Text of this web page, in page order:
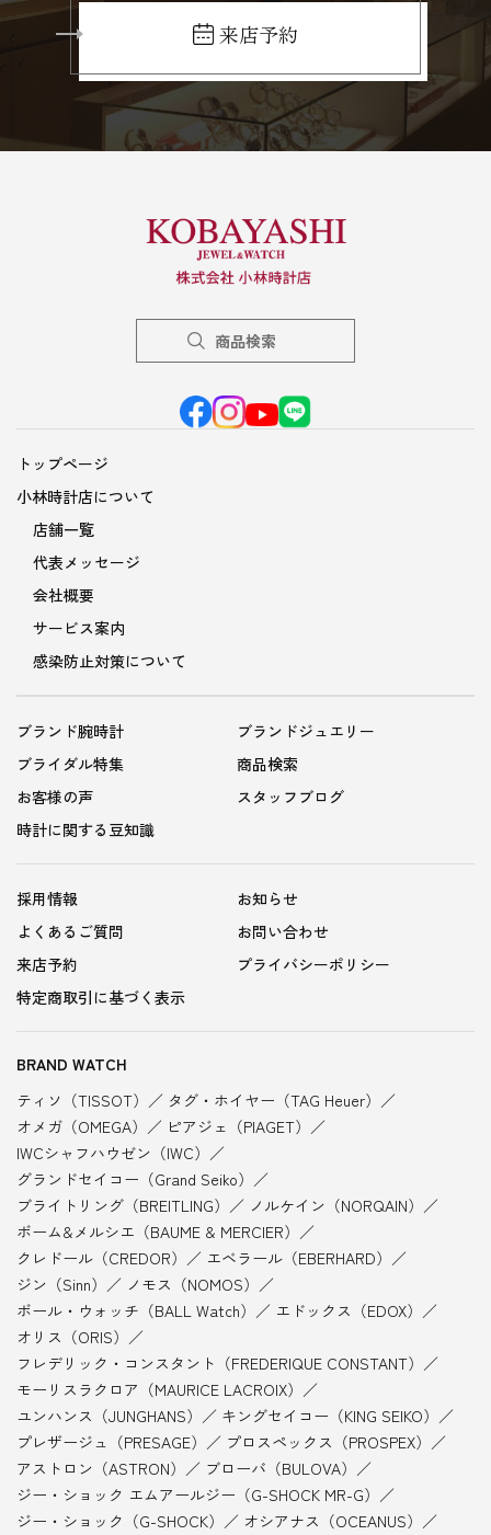
来店予約
商品検索
トップページ
小林時計店について
店舗一覧
代表メッセージ
会社概要
サービス案内
感染防止対策について
ブランド腕時計
ブランドジュエリー
ブライダル特集
商品検索
お客様の声
スタッフブログ
時計に関する豆知識
採用情報
お知らせ
よくあるご質問
お問い合わせ
来店予約
プライバシーポリシー
特定商取引に基づく表示
BRAND WATCH
ティソ（TISSOT）
タグ・ホイヤー（TAG Heuer）
オメガ（OMEGA）
ピアジェ（PIAGET）
IWCシャフハウゼン（IWC）
グランドセイコー（Grand Seiko）
ブライトリング（BREITLING）
ノルケイン（NORQAIN）
ボーム&メルシエ（BAUME & MERCIER）
クレドール（CREDOR）
エベラール（EBERHARD）
ジン（Sinn）
ノモス（NOMOS）
ボール・ウォッチ（BALL Watch）
エドックス（EDOX）
オリス（ORIS）
フレデリック・コンスタント（FREDERIQUE CONSTANT）
モーリスラクロア（MAURICE LACROIX）
ユンハンス（JUNGHANS）
キングセイコー（KING SEIKO）
プレザージュ（PRESAGE）
プロスペックス（PROSPEX）
アストロン（ASTRON）
ブローバ（BULOVA）
ジー・ショック エムアールジー（G-SHOCK MR-G）
ジー・ショック（G-SHOCK）
オシアナス（OCEANUS）